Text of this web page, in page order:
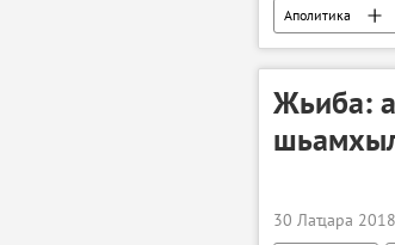
Аполитика
Жьиба:
30 Лаҵара